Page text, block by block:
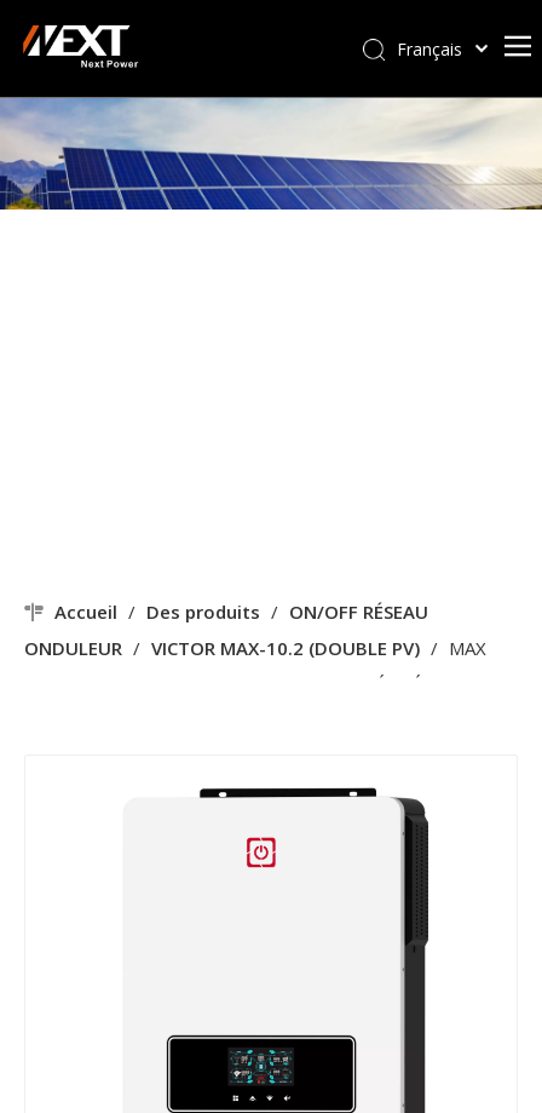
Français
Kiswahili
ไทย
Italiano
Accueil / Des produits / ON/OFF RÉSEAU
ONDULEUR / VICTOR MAX-10.2 (DOUBLE PV) / MAX
DUAL PV 10,2KW 160A MPPT HBRID INTÉGRÉ AVEC